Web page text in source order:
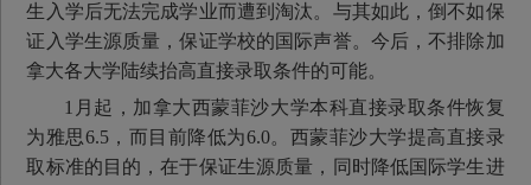
生入学后无法完成学业而遭到淘汰。与其如此，倒不如保
证入学生源质量，保证学校的国际声誉。今后，不排除加
拿大各大学陆续抬高直接录取条件的可能。
1月起，加拿大西蒙菲沙大学本科直接录取条件恢复
为雅思6.5，而目前降低为6.0。西蒙菲沙大学提高直接录
取标准的目的，在于保证生源质量，同时降低国际学生进